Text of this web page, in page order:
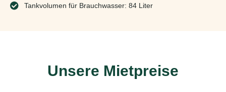
Tankvolumen für Brauchwasser: 84 Liter
Unsere Mietpreise